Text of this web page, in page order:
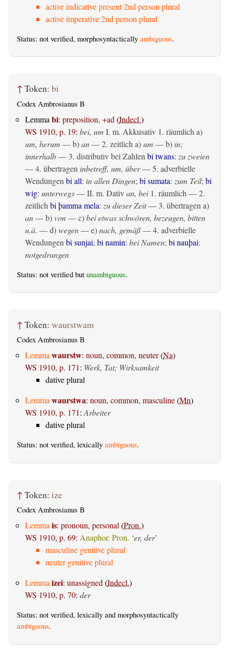
active indicative present 2nd person plural
active imperative 2nd person plural
Status: not verified, morphosyntactically ambiguous.
↑ Token: bi
Codex Ambrosianus B
Lemma bi: preposition, +ad (Indecl.)
WS 1910, p. 19: bei, um I. m. Akkusativ 1. räumlich a)
um, herum — b)an— 2. zeitlich a)um — b) in;
innerhalb— 3. distributiv bei Zahlen bi twans: zu zweien
— 4. übertragen inbetreff, um, über— 5. adverbielle
Wendungen bi all: in allen Dingen; bi sumata: zum Teil; bi
wig: unterwegs— II. m. Dativan, bei1. räumlich — 2.
zeitlich bi þamma mela: zu dieser Zeit— 3. übertragen a)
an— b)von— c)bei etwas schwören, bezeugen, bitten
u.ä. — d)wegen— e)nach, gemäß— 4. adverbielle
Wendungen bi sunjai; bi namin: bei Namen; bi nauþai:
notgedrungen
Status: not verified but unambiguous.
↑ Token: waurstwam
Codex Ambrosianus B
Lemma waurstw: noun, common, neuter(Na)
WS 1910, p. 171: Werk, Tat; Wirksamkeit
dative plural
Lemma waurstwa: noun, common, masculine(Mn)
WS 1910, p. 171: Arbeiter
dative plural
Status: not verified, lexically ambiguous.
↑ Token: ize
Codex Ambrosianus B
Lemmais: pronoun, personal(Pron.)
WS 1910, p. 69: Anaphor. Pron. ‘er, der’
masculine genitive plural
neuter genitive plural
Lemmaizei: unassigned(Indecl.)
WS 1910, p. 70: der
Status: not verified, lexically and morphosyntactically
ambiguous.